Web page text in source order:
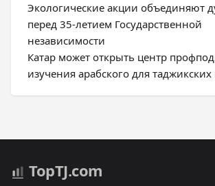
Экологические акции объединяют
перед 35-летием Государственной
независимости
Катар может открыть центр
изучения арабского для
TopTJ.com